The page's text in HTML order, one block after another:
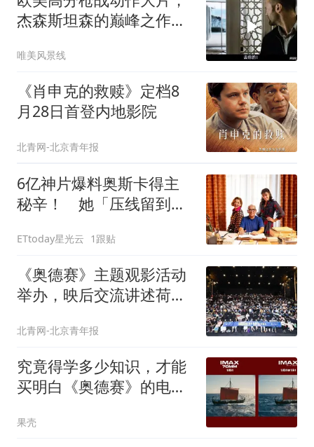
杰森斯坦森的巅峰之作，
唯美风景线
《肖申克的救赎》定档8
月28日首登内地影院
北青网-北京青年报
6亿神片爆料奥斯卡得主
秘辛！ 她「压线留到半
ETtoday星光云 1跟贴
《奥德赛》主题观影活动
举办，映后交流讲述荷马
北青网-北京青年报
究竟得学多少知识，才能
买明白《奥德赛》的电影
果壳